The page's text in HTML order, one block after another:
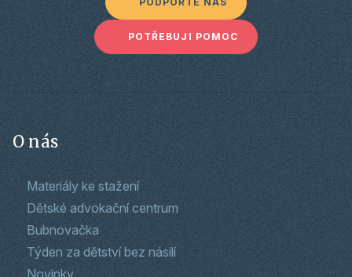
POTŘEBUJI POMOC
O nás
Materiály ke stažení
Dětské advokační centrum
Bubnovačka
Týden za dětství bez násilí
Novinky